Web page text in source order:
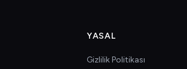
YASAL
Gizlilik Politikası